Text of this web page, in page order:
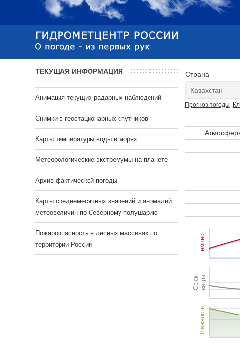
Страна
Прогноз погоды
Темпер.
Ср.ск.ветра
Влажность
ТЕКУЩАЯ ИНФОРМАЦИЯ
Анимация текущих радарных наблюдений
Cнимки с геостационарных спутников
Карты температуры воды в морях
Метеорологические экстремумы на планете
Архив фактической погоды
Карты среднемесячных значений и аномалий
метеовеличин по Северному полушарию
Пожароопасность в лесных массивах по
территории России